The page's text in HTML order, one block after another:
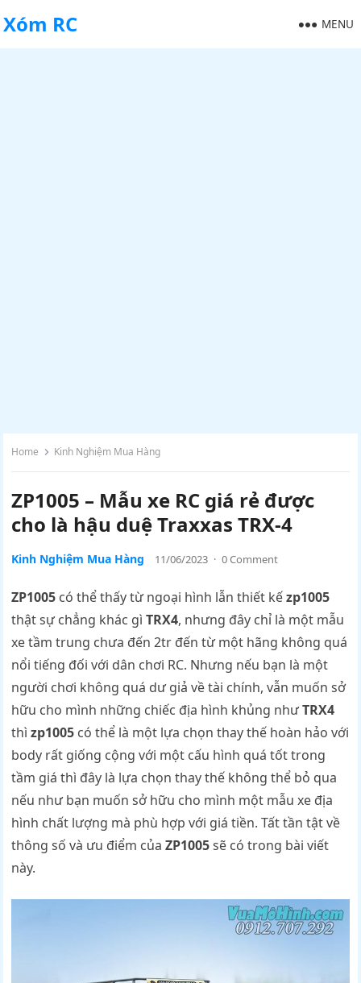
Xóm RC MENU
Home Kinh Nghiệm Mua Hàng
ZP1005 – Mẫu xe RC giá rẻ được
cho là hậu duệ Traxxas TRX-4
Kinh Nghiệm Mua Hàng 11/06/2023 · 0 Comment
ZP1005 có thể thấy từ ngoại hình lẫn thiết kếzp1005
thật sự chẳng khác gì TRX4, nhưng đây chỉ là một mẫu
xe tầm trung chưa đến 2tr đến từ một hãng không quá
nổi tiếng đối với dân chơi RC. Nhưng nếu bạn là một
người chơi không quá dư giả về tài chính, vẫn muốn sở
hữu cho mình những chiếc địa hình khủng nhưTRX4
thìzp1005 có thể là một lựa chọn thay thế hoàn hảo với
body rất giống cộng với một cấu hình quá tốt trong
tầm giá thì đây là lựa chọn thay thế không thể bỏ qua
nếu như bạn muốn sở hữu cho mình một mẫu xe địa
hình chất lượng mà phù hợp với giá tiền. Tất tần tật về
thông số và ưu điểm củaZP1005sẽ có trong bài viết
này.